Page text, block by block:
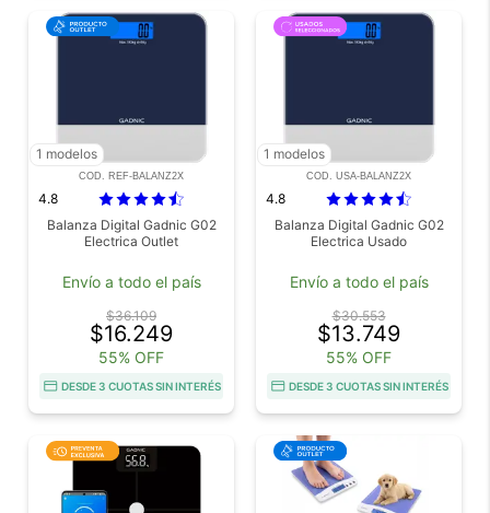
1 modelos
COD. REF-BALANZ2X
4.8
Balanza Digital Gadnic G02
Electrica Outlet
Envío a todo el país
$36.109
$16.249
55% OFF
DESDE 3 CUOTAS SIN INTERÉS
1 modelos
COD. USA-BALANZ2X
4.8
Balanza Digital Gadnic G02
Electrica Usado
Envío a todo el país
$30.553
$13.749
55% OFF
DESDE 3 CUOTAS SIN INTERÉS